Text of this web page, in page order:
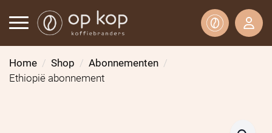
Home Shop
Abonnementen
Ethiopië abonnement